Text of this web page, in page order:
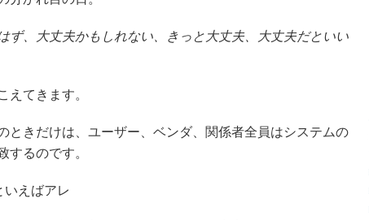
、大丈夫かもしれない、きっと大丈夫、大丈夫だといい
えてきます。
きだけは、ユーザー、ベンダ、関係者全員はシステムの
するのです。
いえばアレ